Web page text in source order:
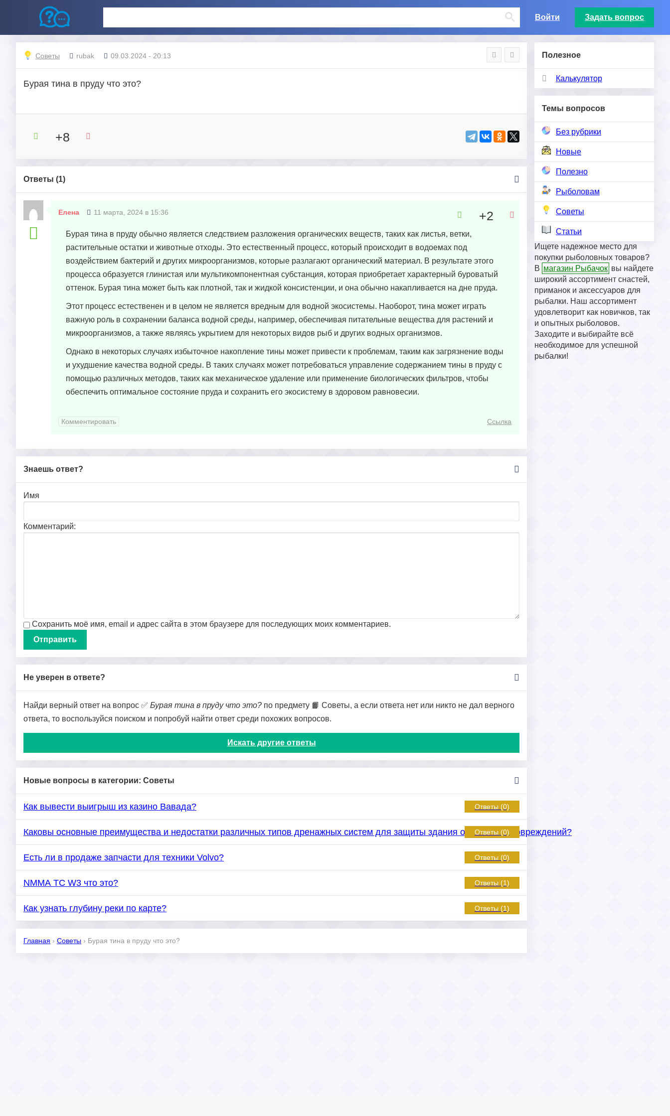
Войти Задать вопрос
Полезное
Калькулятор
Темы вопросов
Без рубрики
Новые
Полезно
Рыболовам
Советы
Статьи
Ищете надежное место для
покупки рыболовных товаров?
В магазин Рыбачок вы найдете
широкий ассортимент снастей,
приманок и аксессуаров для
рыбалки. Наш ассортимент
удовлетворит как новичков, так
и опытных рыболовов.
Заходите и выбирайте всё
необходимое для успешной
рыбалки!
Советы rubak 09.03.2024 - 20:13
Бурая тина в пруду что это?
+8
Ответы (1)
Елена 11 марта, 2024 в 15:36
Бурая тина в пруду обычно является следствием разложения органических веществ, таких как листья, ветки,
растительные остатки и животные отходы. Это естественный процесс, который происходит в водоемах под
воздействием бактерий и других микроорганизмов, которые разлагают органический материал. В результате этого
процесса образуется глинистая или мультикомпонентная субстанция, которая приобретает характерный буроватый
оттенок. Бурая тина может быть как плотной, так и жидкой консистенции, и она обычно накапливается на дне пруда.
Этот процесс естественен и в целом не является вредным для водной экосистемы. Наоборот, тина может играть
важную роль в сохранении баланса водной среды, например, обеспечивая питательные вещества для растений и
микроорганизмов, а также являясь укрытием для некоторых видов рыб и других водных организмов.
Однако в некоторых случаях избыточное накопление тины может привести к проблемам, таким как загрязнение воды
и ухудшение качества водной среды. В таких случаях может потребоваться управление содержанием тины в пруду с
помощью различных методов, таких как механическое удаление или применение биологических фильтров, чтобы
обеспечить оптимальное состояние пруда и сохранить его экосистему в здоровом равновесии.
+2
Комментировать Ссылка
Знаешь ответ?
Имя
Комментарий:
Сохранить моё имя, email и адрес сайта в этом браузере для последующих моих комментариев.
Не уверен в ответе?
Найди верный ответ на вопрос ✅ Бурая тина в пруду что это? по предмету 📙 Советы, а если ответа нет или никто не дал верного
ответа, то воспользуйся поиском и попробуй найти ответ среди похожих вопросов.
Искать другие ответы
Новые вопросы в категории: Советы
Как вывести выигрыш из казино Вавада? Ответы (0)
Каковы основные преимущества и недостатки различных типов дренажных систем для защиты здания от водяных повреждений?
Ответы (0)
Есть ли в продаже запчасти для техники Volvo? Ответы (0)
NMMA TC W3 что это? Ответы (1)
Как узнать глубину реки по карте? Ответы (1)
Главная › Советы › Бурая тина в пруду что это?